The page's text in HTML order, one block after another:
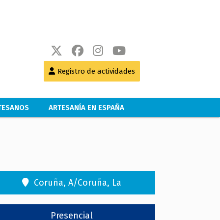
Registro de actividades
ARTESANÍA EN ESPAÑA
Coruña, A/Coruña, La
Presencial